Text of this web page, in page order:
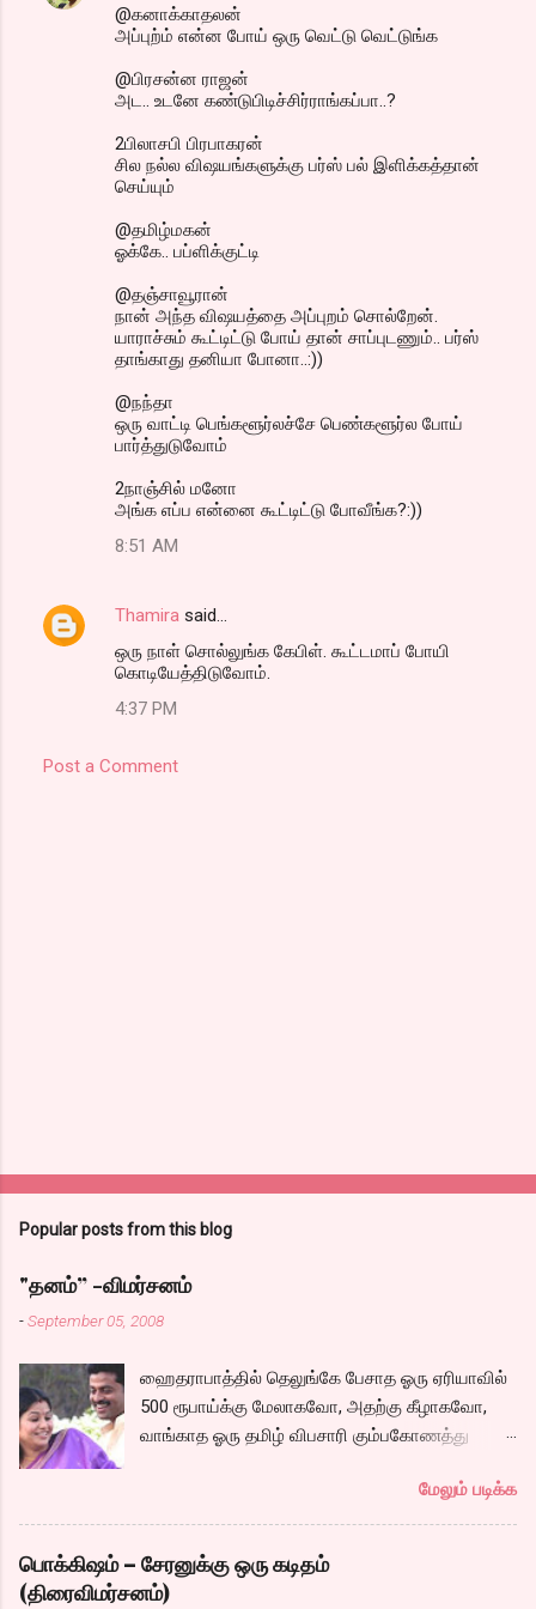
@கனாக்காதலன்
அப்புற்ம் என்ன போய் ஒரு வெட்டு வெட்டுங்க
@பிரசன்ன ராஜன்
அட.. உடனே கண்டுபிடிச்சிர்ராங்கப்பா..?
2பிலாசபி பிரபாகரன்
சில நல்ல விஷயங்களுக்கு பர்ஸ் பல் இளிக்கத்தான்
செய்யும்
@தமிழ்மகன்
ஓக்கே.. பப்ளிக்குட்டி
@தஞ்சாவூரான்
நான் அந்த விஷயத்தை அப்புறம் சொல்றேன்.
யாராச்சும் கூட்டிட்டு போய் தான் சாப்புடணும்.. பர்ஸ்
தாங்காது தனியா போனா..:))
@நந்தா
ஒரு வாட்டி பெங்களூர்லச்சே பெண்களூர்ல போய்
பார்த்துடுவோம்
2நாஞ்சில் மனோ
அங்க எப்ப என்னை கூட்டிட்டு போவீங்க?:))
8:51 AM
Thamira said…
ஒரு நாள் சொல்லுங்க கேபிள். கூட்டமாப் போயி
கொடியேத்திடுவோம்.
4:37 PM
Post a Comment
Popular posts from this blog
"தனம்” -விமர்சனம்
-September 05, 2008
ஹைதராபாத்தில் தெலுங்கே பேசாத ஓரு ஏரியாவில்
500 ரூபாய்க்கு மேலாகவோ, அதற்கு கீழாகவோ,
வாங்காத ஓரு தமிழ் விபசாரி கும்பகோணத்து
வாழ்கைபடுகிறாள். அவளுடய வாழ்கை எப்படி
அமைந்தது? என்ற ஓரு நல்ல லைனை , சங்கீதா
தன்னுடய இடுப்பை சுழற்றி, சுழற்றி நடப்பதை போல்
சும்மா, சுத்தி, சுத்தி குழப்பி, நம்பமுடியாத
மேலும் படிக்க
பொக்கிஷம் – சேரனுக்கு ஒரு கடிதம்
(திரைவிமர்சனம்)